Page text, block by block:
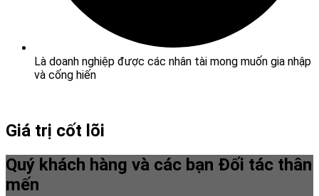
Là doanh nghiệp được các nhân tài mong muốn gia nhập
và cống hiến
Giá trị cốt lõi
Quý khách hàng và các bạn Đối tác thân
mến